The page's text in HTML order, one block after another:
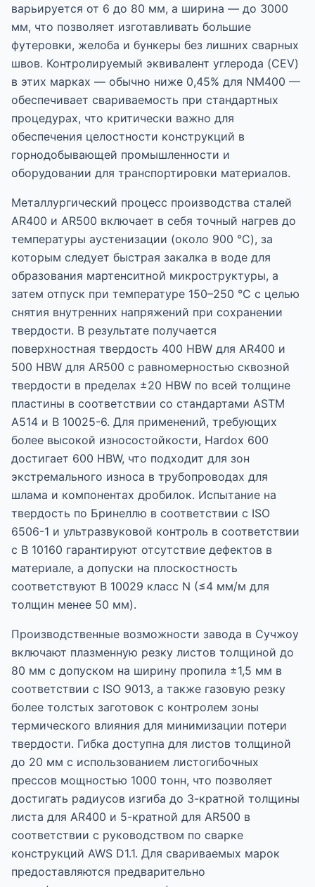
варьируется от 6 до 80 мм, а ширина — до 3000
мм, что позволяет изготавливать большие
футеровки, желоба и бункеры без лишних сварных
швов. Контролируемый эквивалент углерода (CEV)
в этих марках — обычно ниже 0,45% для NM400 —
обеспечивает свариваемость при стандартных
процедурах, что критически важно для
обеспечения целостности конструкций в
горнодобывающей промышленности и
оборудовании для транспортировки материалов.
Металлургический процесс производства сталей
AR400 и AR500 включает в себя точный нагрев до
температуры аустенизации (около 900 °C), за
которым следует быстрая закалка в воде для
образования мартенситной микроструктуры, а
затем отпуск при температуре 150–250 °C с целью
снятия внутренних напряжений при сохранении
твердости. В результате получается
поверхностная твердость 400 HBW для AR400 и
500 HBW для AR500 с равномерностью сквозной
твердости в пределах ±20 HBW по всей толщине
пластины в соответствии со стандартами ASTM
A514 и В 10025-6. Для применений, требующих
более высокой износостойкости, Hardox 600
достигает 600 HBW, что подходит для зон
экстремального износа в трубопроводах для
шлама и компонентах дробилок. Испытание на
твердость по Бринеллю в соответствии с ISO
6506-1 и ультразвуковой контроль в соответствии
с В 10160 гарантируют отсутствие дефектов в
материале, а допуски на плоскостность
соответствуют В 10029 класс N (≤4 мм/м для
толщин менее 50 мм).
Производственные возможности завода в Сучжоу
включают плазменную резку листов толщиной до
80 мм с допуском на ширину пропила ±1,5 мм в
соответствии с ISO 9013, а также газовую резку
более толстых заготовок с контролем зоны
термического влияния для минимизации потери
твердости. Гибка доступна для листов толщиной
до 20 мм с использованием листогибочных
прессов мощностью 1000 тонн, что позволяет
достигать радиусов изгиба до 3-кратной толщины
листа для AR400 и 5-кратной для AR500 в
соответствии с руководством по сварке
конструкций AWS D1.1. Для свариваемых марок
предоставляются предварительно